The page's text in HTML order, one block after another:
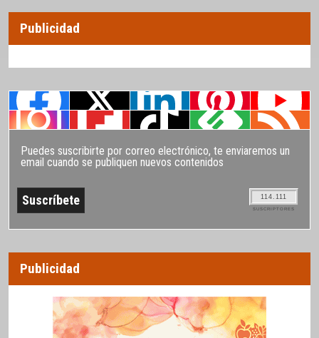
Publicidad
Puedes suscribirte por correo electrónico, te enviaremos un
email cuando se publiquen nuevos contenidos
114.111
SUSCRIPTORES
Publicidad